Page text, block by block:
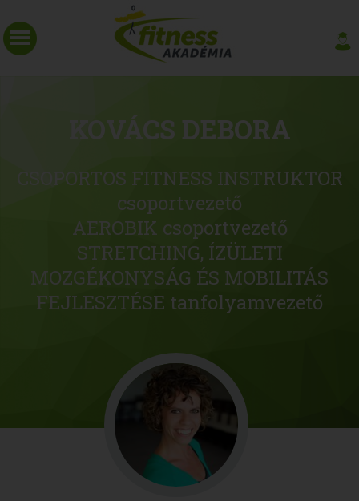
KOVÁCS DEBORA
CSOPORTOS FITNESS INSTRUKTOR
csoportvezető
AEROBIK csoportvezető
STRETCHING, ÍZÜLETI
MOZGÉKONYSÁG ÉS MOBILITÁS
FEJLESZTÉSE tanfolyamvezető